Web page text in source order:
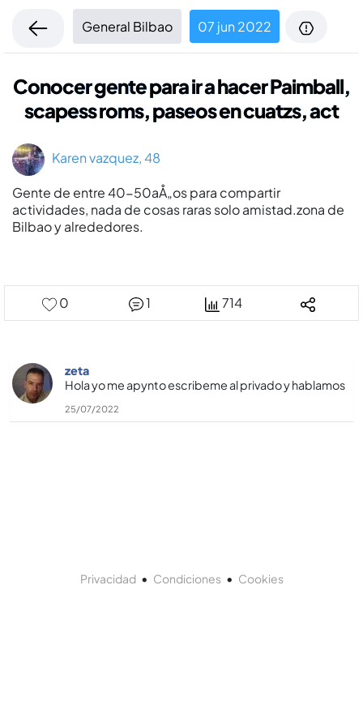
General Bilbao 07 jun 2022
Conocer gente para ir a hacer Paimball,
scapess roms, paseos en cuatzs, act
Karen vazquez, 48
Gente de entre 40-50aÅ„os para compartir
actividades, nada de cosas raras solo amistad.zona de
Bilbao y alrededores.
0 1 714
zeta
Hola yo me apynto escribeme al privado y hablamos
25/07/2022
Privacidad• Condiciones• Cookies